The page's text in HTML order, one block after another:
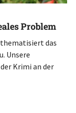
Problem
das
Unsere
Krimi an der